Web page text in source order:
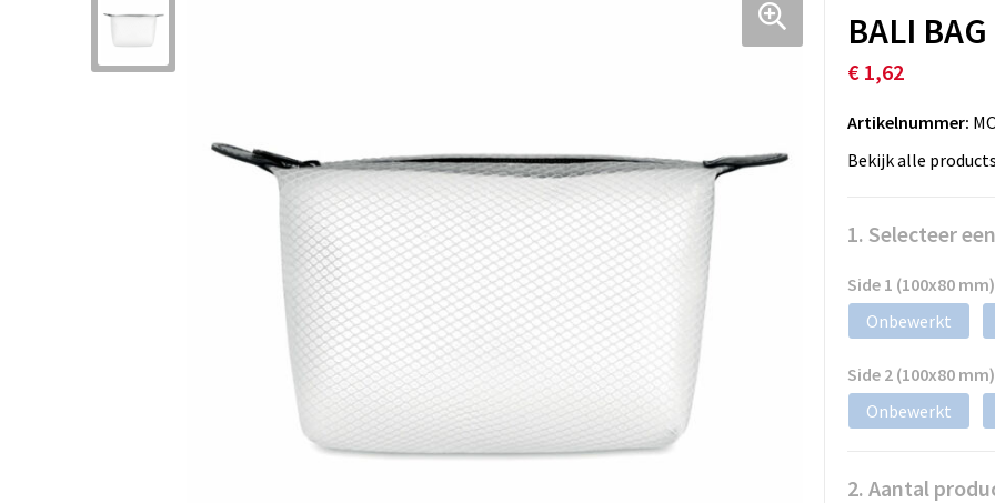
BALI
€ 1,62
Artikelnummer:
Bekijk alle
1. Selecteer
Side 1 (100x80 mm)
Onbewerkt
Side 2 (100x80 mm)
Onbewerkt
2. Aantal